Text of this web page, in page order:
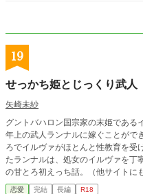
19
せっかち姫とじっくり武人
矢崎未紗
グントバハロン国宗家の末姫である
年上の武人ランナルに嫁ぐことがで
ろでイルヴァがほとんと性教育を受
たランナルは、処女のイルヴァを
の甘とろ初えっち話。（他サイトに
恋愛 完結 長編 R18